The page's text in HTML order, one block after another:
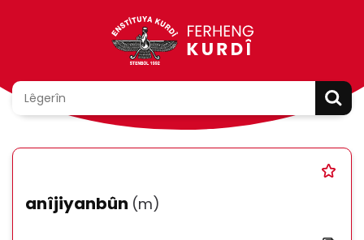
anîjiyanbûn (m)